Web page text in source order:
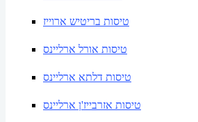
טיסות בריטיש ארוייז
טיסות אורל ארליינס
טיסות דלתא ארליינס
טיסות אזרבייז'ן ארליינס